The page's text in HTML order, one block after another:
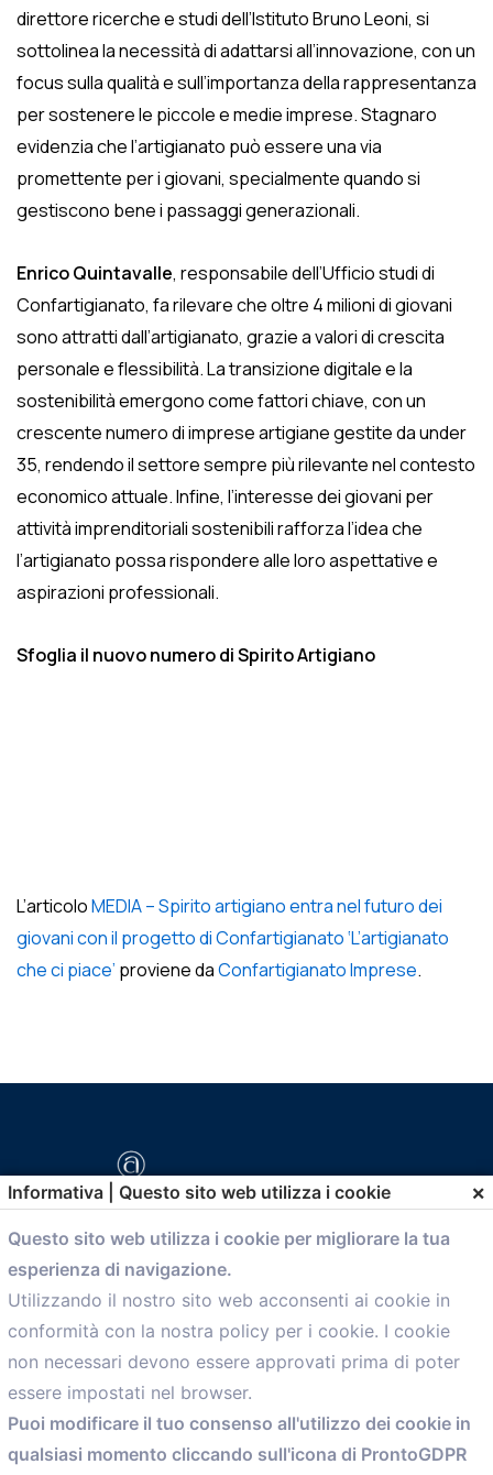
direttore ricerche e studi dell’Istituto Bruno Leoni, si
sottolinea la necessità di adattarsi all’innovazione, con un
focus sulla qualità e sull’importanza della rappresentanza
per sostenere le piccole e medie imprese. Stagnaro
evidenzia che l’artigianato può essere una via
promettente per i giovani, specialmente quando si
gestiscono bene i passaggi generazionali.
Enrico Quintavalle, responsabile dell’Ufficio studi di
Confartigianato, fa rilevare che oltre 4 milioni di giovani
sono attratti dall’artigianato, grazie a valori di crescita
personale e flessibilità. La transizione digitale e la
sostenibilità emergono come fattori chiave, con un
crescente numero di imprese artigiane gestite da under
35, rendendo il settore sempre più rilevante nel contesto
economico attuale. Infine, l’interesse dei giovani per
attività imprenditoriali sostenibili rafforza l’idea che
l’artigianato possa rispondere alle loro aspettative e
aspirazioni professionali.
Sfoglia il nuovo numero di Spirito Artigiano
L’articoloMEDIA – Spirito artigiano entra nel futuro dei
giovani con il progetto di Confartigianato ‘L’artigianato
che ci piace’ proviene daConfartigianato Imprese.
comunicazione@confartigianato.bo.it
Menù
Home
Servizi
Convenzioni
Informativa | Questo sito web utilizza i cookie ×
Questo sito web utilizza i cookie per migliorare la tua
esperienza di navigazione.
Utilizzando il nostro sito web acconsenti ai cookie in
conformità con la nostra policy per i cookie. I cookie
non necessari devono essere approvati prima di poter
essere impostati nel browser.
Puoi modificare il tuo consenso all'utilizzo dei cookie in
qualsiasi momento cliccando sull'icona di ProntoGDPR